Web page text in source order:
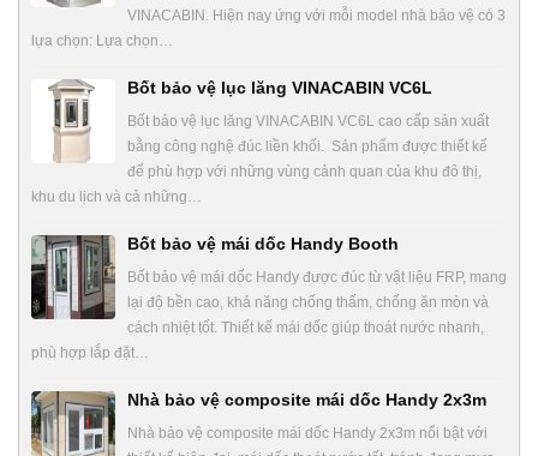
VINACABIN. Hiện nay ứng với mỗi model nhà bảo vệ có 3
lựa chọn: Lựa chọn…
Bốt bảo vệ lục lăng VINACABIN VC6L
Bốt bảo vệ lục lăng VINACABIN VC6L cao cấp sản xuất
bằng công nghệ đúc liền khối. Sản phẩm được thiết kế
để phù hợp với những vùng cảnh quan của khu đô thị,
khu du lịch và cả những…
Bốt bảo vệ mái dốc Handy Booth
Bốt bảo vệ mái dốc Handy được đúc từ vật liệu FRP, mang
lại độ bền cao, khả năng chống thấm, chống ăn mòn và
cách nhiệt tốt. Thiết kế mái dốc giúp thoát nước nhanh,
phù hợp lắp đặt…
Nhà bảo vệ composite mái dốc Handy 2x3m
Nhà bảo vệ composite mái dốc Handy 2x3m nổi bật với